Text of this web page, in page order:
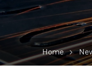
Home